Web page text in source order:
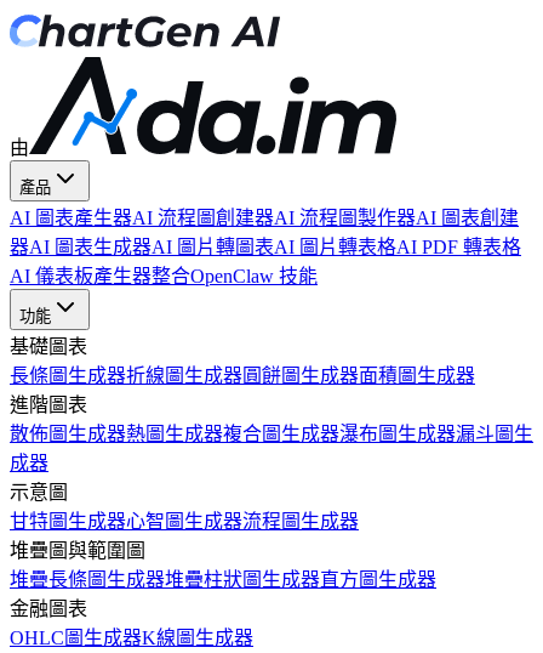
由
產品
AI 圖表產生器AI 流程圖創建器AI 流程圖製作器AI 圖表創建
器AI 圖表生成器AI 圖片轉圖表AI 圖片轉表格AI PDF 轉表格
AI 儀表板產生器整合OpenClaw 技能
功能
基礎圖表
長條圖生成器折線圖生成器圓餅圖生成器面積圖生成器
進階圖表
散佈圖生成器熱圖生成器複合圖生成器瀑布圖生成器漏斗圖生
成器
示意圖
甘特圖生成器心智圖生成器流程圖生成器
堆疊圖與範圍圖
堆疊長條圖生成器堆疊柱狀圖生成器直方圖生成器
金融圖表
OHLC圖生成器K線圖生成器